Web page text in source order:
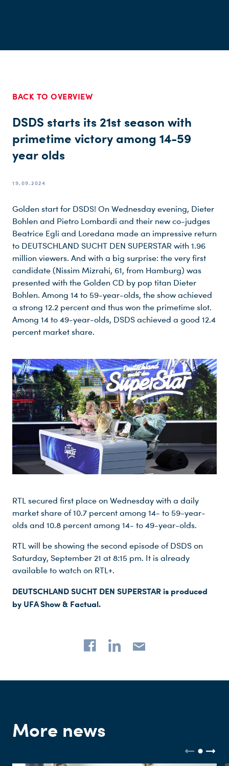
BACK TO OVERVIEW
DSDS starts its 21st season with
primetime victory among 14-59
year olds
19.09.2024
Golden start for DSDS! On Wednesday evening, Dieter
Bohlen and Pietro Lombardi and their new co-judges
Beatrice Egli and Loredana made an impressive return
to DEUTSCHLAND SUCHT DEN SUPERSTAR with 1.96
million viewers. And with a big surprise: the very first
candidate (Nissim Mizrahi, 61, from Hamburg) was
presented with the Golden CD by pop titan Dieter
Bohlen. Among 14 to 59-year-olds, the show achieved
a strong 12.2 percent and thus won the primetime slot.
Among 14 to 49-year-olds, DSDS achieved a good 12.4
percent market share.
RTL secured first place on Wednesday with a daily
market share of 10.7 percent among 14- to 59-year-
olds and 10.8 percent among 14- to 49-year-olds.
RTL will be showing the second episode of DSDS on
Saturday, September 21 at 8:15 pm. It is already
available to watch on RTL+.
DEUTSCHLAND SUCHT DEN SUPERSTAR is produced
by UFA Show & Factual.
More news